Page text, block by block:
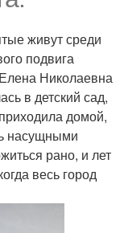
живут среди
подвига
Николаевна
в детский сад,
домой,
насущными
рано, и лет
весь город